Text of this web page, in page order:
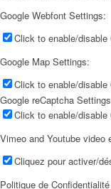
Google Webfont Settings:
Click to enable/disable
Google Map Settings:
Click to enable/disable
Google reCaptcha
Click to enable/disable
Vimeo and Youtube video
Cliquez pour activer/
Politique de Confidentialité